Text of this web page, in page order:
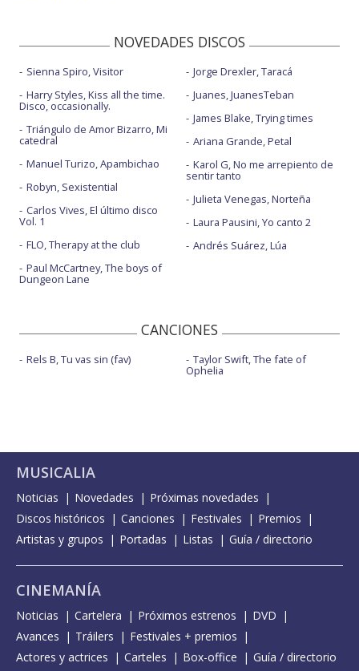
NOVEDADES DISCOS
Sienna Spiro, Visitor
Harry Styles, Kiss all the time.
Disco, occasionally.
Triángulo de Amor Bizarro, Mi
catedral
Manuel Turizo, Apambichao
Robyn, Sexistential
Carlos Vives, El último disco
Vol. 1
FLO, Therapy at the club
Paul McCartney, The boys of
Dungeon Lane
Jorge Drexler, Taracá
Juanes, JuanesTeban
James Blake, Trying times
Ariana Grande, Petal
Karol G, No me arrepiento de
sentir tanto
Julieta Venegas, Norteña
Laura Pausini, Yo canto 2
Andrés Suárez, Lúa
CANCIONES
Rels B, Tu vas sin (fav) Taylor Swift, The fate of
Ophelia
MUSICALIA
Noticias Novedades
Próximas novedades
Discos históricos
Canciones Festivales
Premios
Artistas y grupos
Portadas Listas Guía / directorio
CINEMANÍA
Noticias Cartelera Próximos estrenos
DVD
Avances
Tráilers
Festivales + premios
Actores y actrices
Carteles Box-office Guía / directorio